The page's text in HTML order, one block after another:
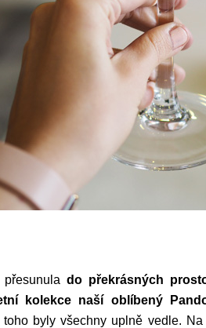
do překrásných
kolekce naší oblíbený
byly všechny uplně vedle.